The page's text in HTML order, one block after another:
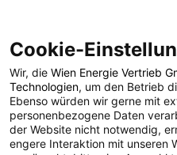
Cookie-
Wir, die Wien Energie Vertrieb
Technologien, um den Betrieb
Ebenso würden wir gerne mit
personenbezogene Daten
der Website nicht notwendig,
engere Interaktion mit unseren